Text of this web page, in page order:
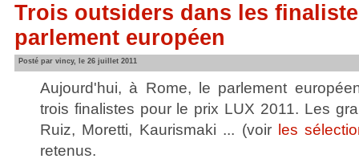
Trois outsiders dans les
parlement européen
Posté par vincy, le 26 juillet 2011
Aujourd'hui, à Rome, le parlement
trois finalistes pour le prix LUX 2011. Les
Ruiz, Moretti, Kaurismaki ... (voir les
retenus.